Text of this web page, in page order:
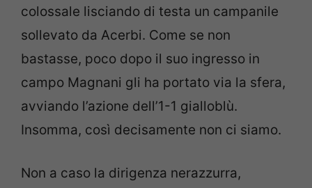
colossale lisciando di testa un campanile
sollevato da Acerbi. Come se non
bastasse, poco dopo il suo ingresso in
campo Magnani gli ha portato via la sfera,
avviando l’azione dell’1-1 gialloblù.
Insomma, così decisamente non ci siamo.
Non a caso la dirigenza nerazzurra,